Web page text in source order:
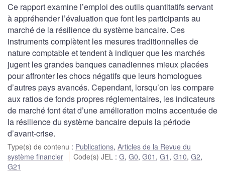
Ce rapport examine l’emploi des outils quantitatifs servant
à appréhender l’évaluation que font les participants au
marché de la résilience du système bancaire. Ces
instruments complètent les mesures traditionnelles de
nature comptable et tendent à indiquer que les marchés
jugent les grandes banques canadiennes mieux placées
pour affronter les chocs négatifs que leurs homologues
d’autres pays avancés. Cependant, lorsqu’on les compare
aux ratios de fonds propres réglementaires, les indicateurs
de marché font état d’une amélioration moins accentuée de
la résilience du système bancaire depuis la période
d’avant-crise.
Type(s) de contenu : Publications, Articles de la Revue du
système financier
Code(s) JEL :G,G0,G01 ,G1 ,G10,G2,
G21